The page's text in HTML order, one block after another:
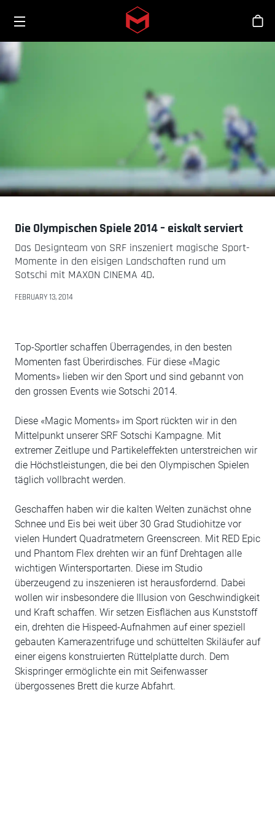
Skip to main content
Die Olympischen Spiele 2014 – eiskalt serviert
Das Designteam von SRF inszeniert magische Sport-
Momente in den eisigen Landschaften rund um
Sotschi mit MAXON CINEMA 4D.
FEBRUARY 13, 2014
Top-Sportler schaffen Überragendes, in den besten
Momenten fast Überirdisches. Für diese «Magic
Moments» lieben wir den Sport und sind gebannt von
den grossen Events wie Sotschi 2014.
Diese «Magic Moments» im Sport rückten wir in den
Mittelpunkt unserer SRF Sotschi Kampagne. Mit
extremer Zeitlupe und Partikeleffekten unterstreichen wir
die Höchstleistungen, die bei den Olympischen Spielen
täglich vollbracht werden.
Geschaffen haben wir die kalten Welten zunächst ohne
Schnee und Eis bei weit über 30 Grad Studiohitze vor
vielen Hundert Quadratmetern Greenscreen. Mit RED Epic
und Phantom Flex drehten wir an fünf Drehtagen alle
wichtigen Wintersportarten. Diese im Studio
überzeugend zu inszenieren ist herausfordernd. Dabei
wollen wir insbesondere die Illusion von Geschwindigkeit
und Kraft schaffen. Wir setzen Eisflächen aus Kunststoff
ein, drehten die Hispeed-Aufnahmen auf einer speziell
gebauten Kamerazentrifuge und schüttelten Skiläufer auf
einer eigens konstruierten Rüttelplatte durch. Dem
Skispringer ermöglichte ein mit Seifenwasser
übergossenes Brett die kurze Abfahrt.